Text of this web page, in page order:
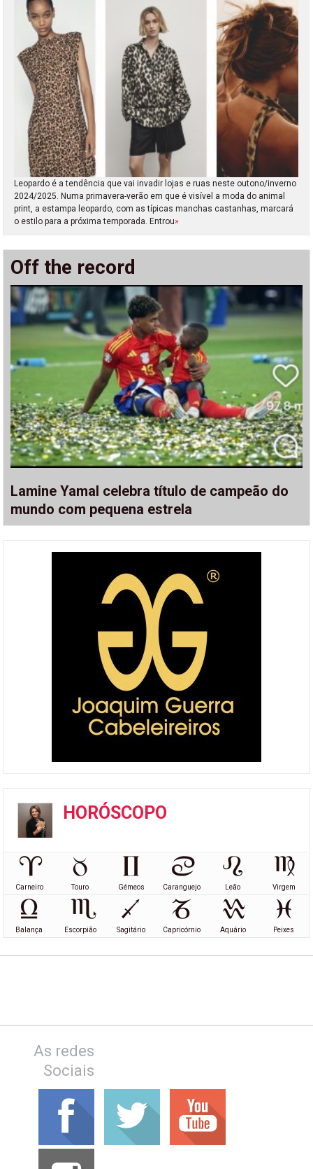
Leopardo é a tendência que vai invadir lojas e ruas neste outono/inverno
2024/2025. Numa primavera-verão em que é visível a moda do animal
print, a estampa leopardo, com as típicas manchas castanhas, marcará
o estilo para a próxima temporada. Entrou»
Off the record
Lamine Yamal celebra título de campeão do
mundo com pequena estrela
HORÓSCOPO
Carneiro Touro Gémeos Caranguejo Leão Virgem
Balança Escorpião Sagitário Capricórnio Aquário Peixes
As redes
Sociais